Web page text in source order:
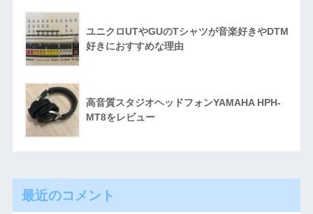
ユニクロUTやGUのTシャツが音楽好きやDTM
好きにおすすめな理由
高音質スタジオヘッドフォンYAMAHA HPH-
MT8をレビュー
最近のコメント